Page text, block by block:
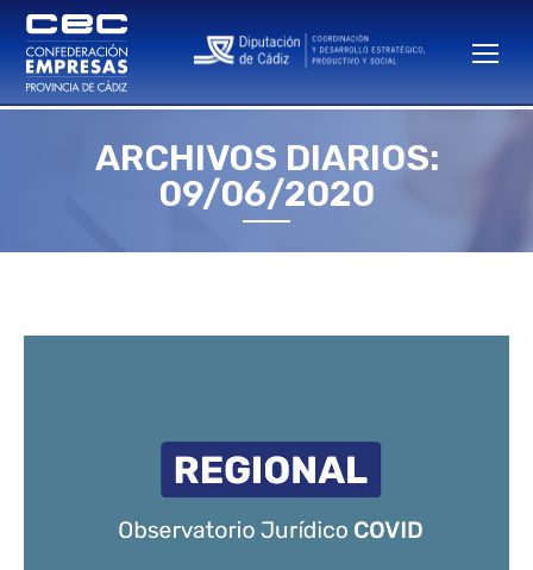
ARCHIVOS DIARIOS:
09/06/2020
Estás aquí: